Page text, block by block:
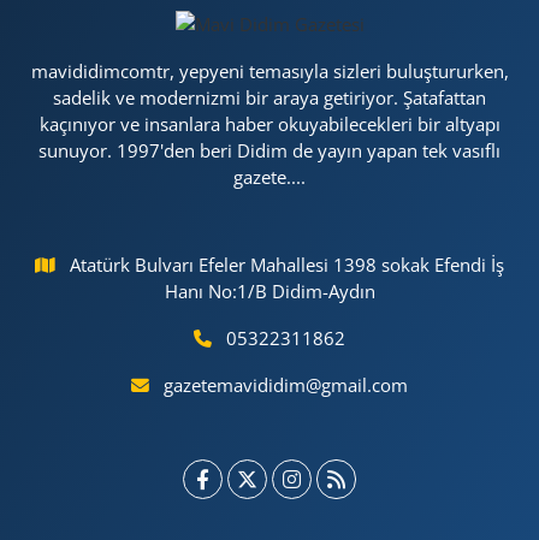
mavididimcomtr, yepyeni temasıyla sizleri buluştururken,
sadelik ve modernizmi bir araya getiriyor. Şatafattan
kaçınıyor ve insanlara haber okuyabilecekleri bir altyapı
sunuyor. 1997'den beri Didim de yayın yapan tek vasıflı
gazete....
Atatürk Bulvarı Efeler Mahallesi 1398 sokak Efendi İş
Hanı No:1/B Didim-Aydın
05322311862
gazetemavididim@gmail.com